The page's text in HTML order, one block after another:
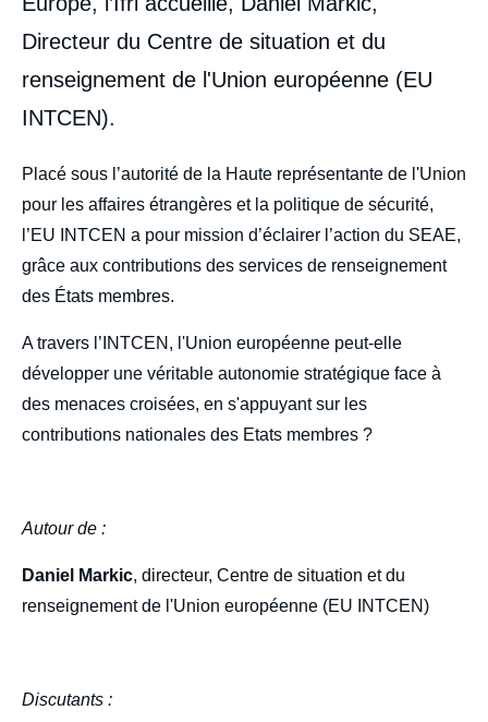
Directeur du Centre de situation et du
renseignement de l'Union européenne (EU
INTCEN).
body
Placé sous l’autorité de la Haute représentante de l'Union
pour les affaires étrangères et la politique de sécurité,
l’EU INTCEN a pour mission d’éclairer l’action du SEAE,
grâce aux contributions des services de renseignement
des États membres.
A travers l’INTCEN, l'Union européenne peut-elle
développer une véritable autonomie stratégique face à
des menaces croisées, en s'appuyant sur les
contributions nationales des Etats membres ?
Autour de :
Daniel Markic, directeur, Centre de situation et du
renseignement de l'Union européenne (EU INTCEN)
Discutants :